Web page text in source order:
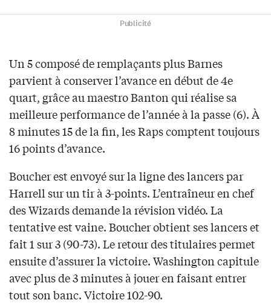
Publicité
Un 5 composé de remplaçants plus Barnes
parvient à conserver l’avance en début de 4e
quart, grâce au maestro Banton qui réalise sa
meilleure performance de l’année à la passe (6). À
8 minutes 15 de la fin, les Raps comptent toujours
16 points d’avance.
Boucher est envoyé sur la ligne des lancers par
Harrell sur un tir à 3-points. L’entraîneur en chef
des Wizards demande la révision vidéo. La
tentative est vaine. Boucher obtient ses lancers et
fait 1 sur 3 (90-73). Le retour des titulaires permet
ensuite d’assurer la victoire. Washington capitule
avec plus de 3 minutes à jouer en faisant entrer
tout son banc. Victoire 102-90.